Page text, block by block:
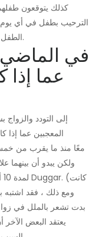
كذلك يتوقعون
الترحيب بطفل في أي
الطفل ، إلا أنهما قررا تركه مفاجأة لبقية أفراد الأسرة.
في
عما إذا
المعجبين عما إذا
ولكن يبدو أن بينهما